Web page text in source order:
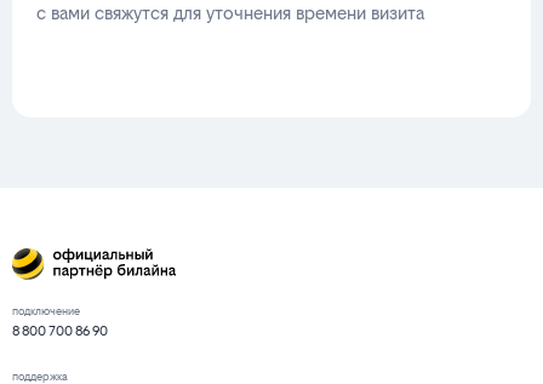
с вами свяжутся для уточнения времени визита
подключение
8 800 700 86 90
поддержка